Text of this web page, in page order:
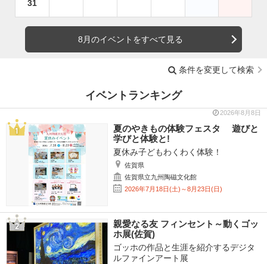
31
8月のイベントをすべて見る
条件を変更して検索
イベントランキング
2026年8月8日
夏のやきもの体験フェスタ 遊びと
学びと体験と!
夏休み子どもわくわく体験！
佐賀県
佐賀県立九州陶磁文化館
2026年7月18日(土)～8月23日(日)
親愛なる友 フィンセント～動くゴッ
ホ展(佐賀)
ゴッホの作品と生涯を紹介するデジタ
ルファインアート展